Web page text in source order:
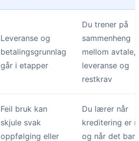
Leveranse og
betalingsgrunnlag
går i etapper
Du trener på
sammenheng
mellom avtale,
leveranse og
restkrav
Feil bruk kan
skjule svak
oppfølging eller
Du lærer når
kreditering er
og når det bare